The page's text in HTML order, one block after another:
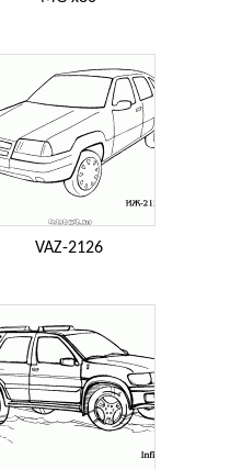
VAZ-2126